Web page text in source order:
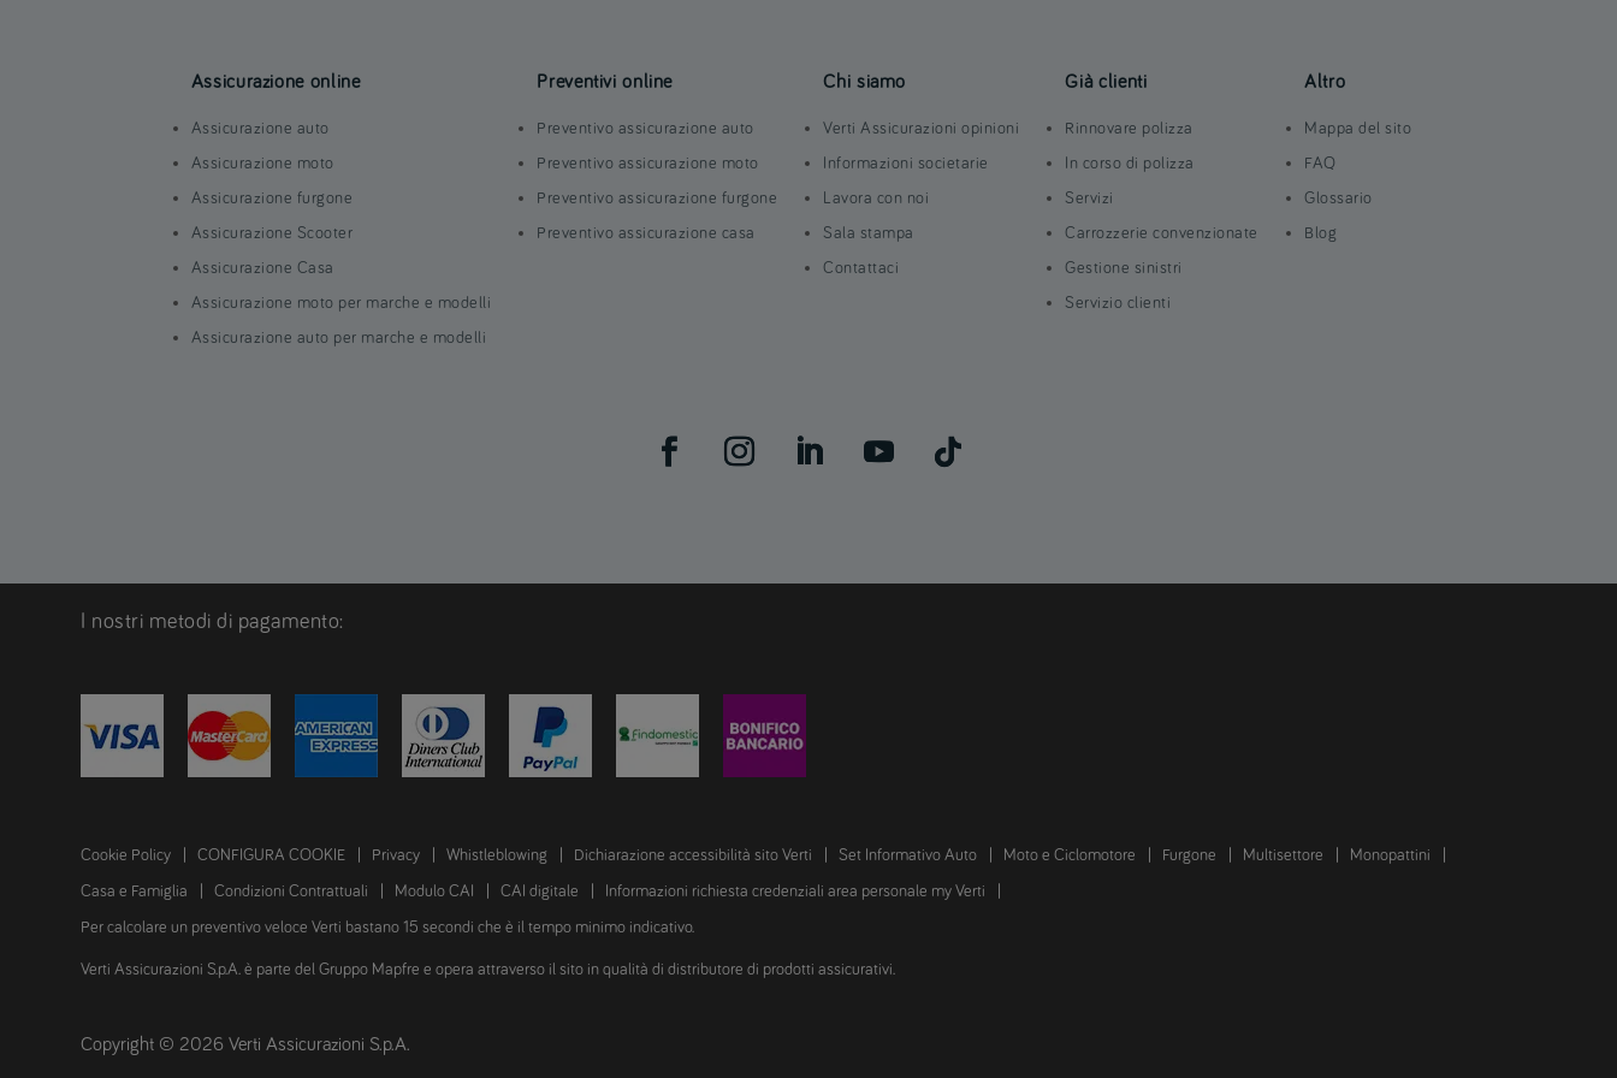
Assicurazione online
Assicurazione auto
Assicurazione moto
Assicurazione furgone
Assicurazione Scooter
Assicurazione Casa
Assicurazione moto per marche e modelli
Assicurazione auto per marche e modelli
Preventivi online
Preventivo assicurazione auto
Preventivo assicurazione moto
Preventivo assicurazione furgone
Preventivo assicurazione casa
Chi siamo
Verti Assicurazioni opinioni
Informazioni societarie
Lavora con noi
Sala stampa
Contattaci
Già clienti
Rinnovare polizza
In corso di polizza
Servizi
Carrozzerie convenzionate
Gestione sinistri
Servizio clienti
Altro
Mappa del sito
FAQ
Glossario
Blog
I nostri metodi di pagamento:
Cookie Policy CONFIGURA COOKIE Privacy Whistleblowing Dichiarazione accessibilità sito Verti Set Informativo Auto Moto e Ciclomotore Furgone Multisettore Monopattini
Casa e Famiglia Condizioni Contrattuali Modulo CAI CAI digitale Informazioni richiesta credenziali area personale my Verti
Per calcolare un preventivo veloce Verti bastano 15 secondi che è il tempo minimo indicativo.
Verti Assicurazioni S.p.A. è parte del Gruppo Mapfre e opera attraverso il sito in qualità di distributore di prodotti assicurativi.
Copyright © 2026 Verti Assicurazioni S.p.A.